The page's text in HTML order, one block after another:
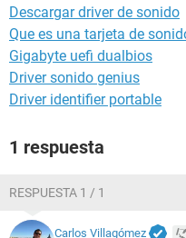
--------[ Resumen
-----------------------
Ordenador:
Sistema operativo
Service Pack del Sistema
Nombre del sistema
Placa base:
Tipo de procesador 2x ,
Descargar driver de sonido
Que es una tarjeta de
Gigabyte uefi dualbios
Driver sonido genius
Driver identifier portable
1 respuesta
RESPUESTA 1 / 1
Carlos Villagómez